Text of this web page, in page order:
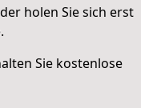
holen Sie sich erst
Sie kostenlose